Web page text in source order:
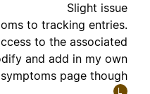
Slight
to tracking
access to the
modify and add in my
the symptoms page